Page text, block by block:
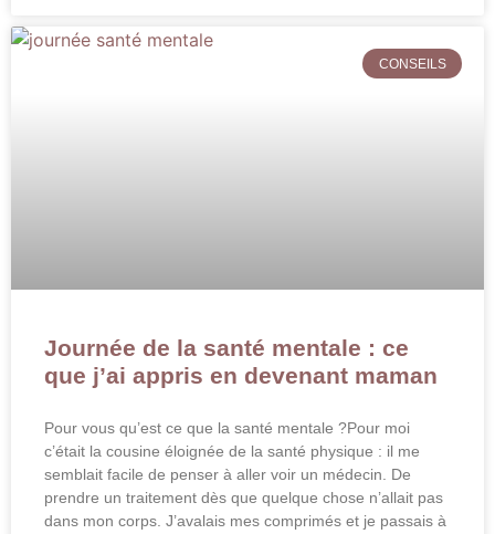
CONSEILS
Journée de la santé mentale : ce
que j’ai appris en devenant maman
Pour vous qu’est ce que la santé mentale ?Pour moi
c’était la cousine éloignée de la santé physique : il me
semblait facile de penser à aller voir un médecin. De
prendre un traitement dès que quelque chose n’allait pas
dans mon corps. J’avalais mes comprimés et je passais à